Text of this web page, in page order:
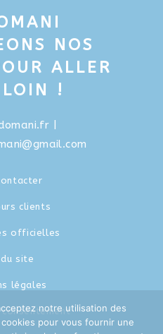
NOS
ALLER
LOIN !
clients
officielles
site
légales
notre utilisation des
pour vous fournir une